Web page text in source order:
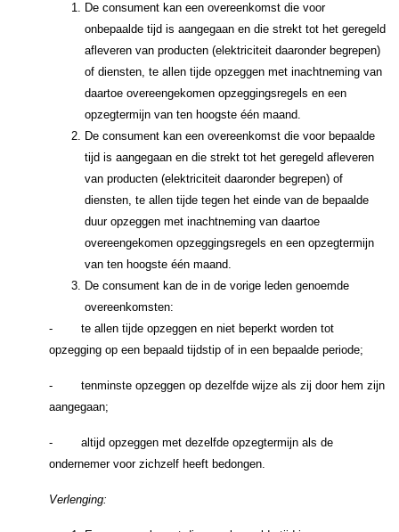
De consument kan een overeenkomst die voor
onbepaalde tijd is aangegaan en die strekt tot het geregeld
afleveren van producten (elektriciteit daaronder begrepen)
of diensten, te allen tijde opzeggen met inachtneming van
daartoe overeengekomen opzeggingsregels en een
opzegtermijn van ten hoogste één maand.
De consument kan een overeenkomst die voor bepaalde
tijd is aangegaan en die strekt tot het geregeld afleveren
van producten (elektriciteit daaronder begrepen) of
diensten, te allen tijde tegen het einde van de bepaalde
duur opzeggen met inachtneming van daartoe
overeengekomen opzeggingsregels en een opzegtermijn
van ten hoogste één maand.
De consument kan de in de vorige leden genoemde
overeenkomsten:
- te allen tijde opzeggen en niet beperkt worden tot
opzegging op een bepaald tijdstip of in een bepaalde periode;
- tenminste opzeggen op dezelfde wijze als zij door hem zijn
aangegaan;
- altijd opzeggen met dezelfde opzegtermijn als de
ondernemer voor zichzelf heeft bedongen.
Verlenging: